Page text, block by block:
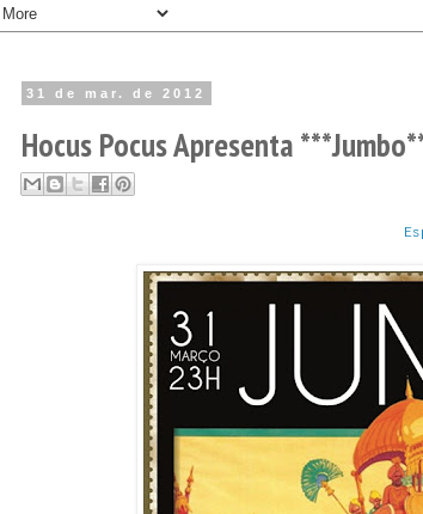
31 de mar. de 2012
Hocus Pocus Apresenta